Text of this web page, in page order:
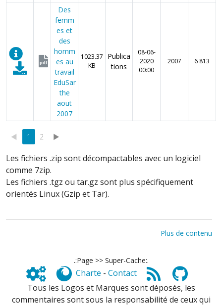
pdf
Des
femm
es et
des
homm
es au
travail
EduSar
the
aout
2007
1023.37
KB
Publica
tions
08-06-
2020
00:00
2007 6 813
◄ 1 2 ►
Les fichiers .zip sont décompactables avec un logiciel
comme 7zip.
Les fichiers .tgz ou tar.gz sont plus spécifiquement
orientés Linux (Gzip et Tar).
Plus de contenu
.:Page >> Super-Cache:.
Charte - Contact
Tous les Logos et Marques sont déposés, les
commentaires sont sous la responsabilité de ceux qui